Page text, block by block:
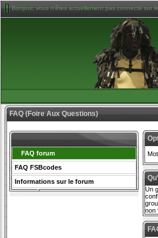
Bonjour, vous n'êtes actuellement pas connecté sur
FAQ (Foire Aux Questions)
FAQ forum
FAQ FSBcodes
Informations sur le forum
Un
non